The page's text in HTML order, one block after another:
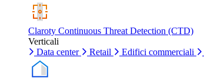
Claroty Continuous Threat Detection (CTD)
Verticali
Data center
Retail Edifici commerciali